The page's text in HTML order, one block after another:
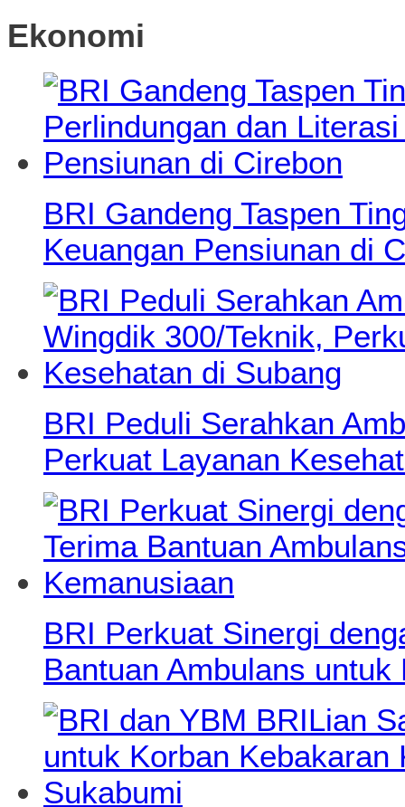
Ekonomi
BRI Gandeng Taspen
Keuangan Pensiunan di
BRI Peduli Serahkan
Perkuat Layanan
BRI Perkuat Sinergi
Bantuan Ambulans